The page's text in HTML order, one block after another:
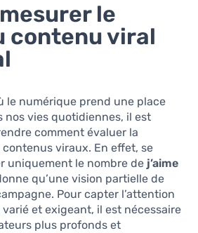
le
contenu viral
le numérique prend une place
nos vies quotidiennes, il est
comment évaluer la
viraux. En effet, se
uniquement le nombre de j’aime
qu’une vision partielle de
Pour capter l’attention
et exigeant, il est nécessaire
plus profonds et